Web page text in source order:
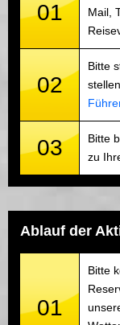
01
Mail,
02
Bitte
03
Bitte
zu
Ablauf der
01
Bitte